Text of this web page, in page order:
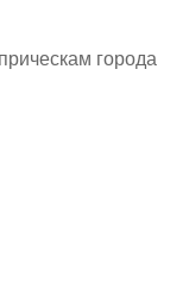
города